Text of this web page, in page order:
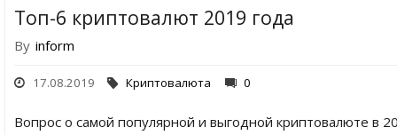
Топ-6 криптовалют 2019 года
By inform
17.08.2019 Криптовалюта 0
Вопрос о самой популярной и выгодной криптовалюте в